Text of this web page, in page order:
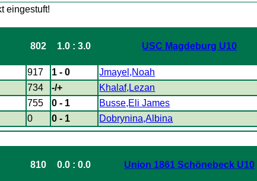
802 1.0 : 3.0 USC Magdeburg U10
917 1 - 0 Jmayel,Noah
734 -/+ Khalaf,Lezan
755 0 - 1 Busse,Eli James
0 0 - 1 Dobrynina,Albina
810 0.0 : 0.0 Union 1861 Schönebeck U10